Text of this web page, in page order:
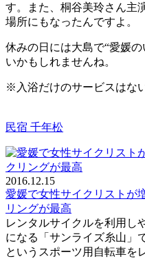
す。また、桐谷美玲さん主
場所にもなったんですよ。
休みの日には大島で“愛媛
いかもしれませんね。
※入浴だけのサービスはな
民宿 千年松
2016.12.15
愛媛で女性サイクリストが
リングが最高
レンタルサイクルを利用し
になる「サンライズ糸山」
というスポーツ用自転車を